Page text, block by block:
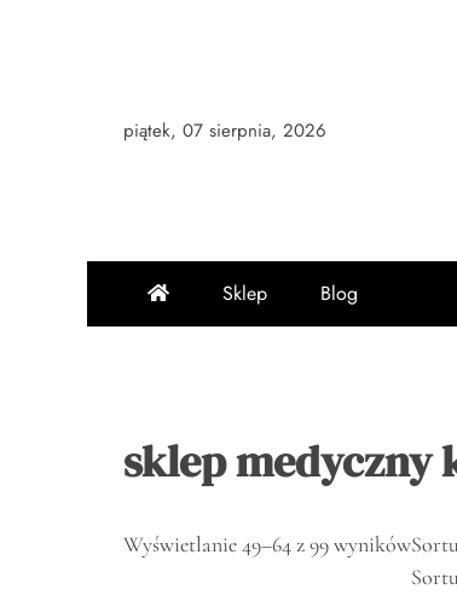
piątek, 07 sierpnia, 2026
Sklep Blog
sklep medyczny
Wyświetlanie 49–64 z 99 wyników